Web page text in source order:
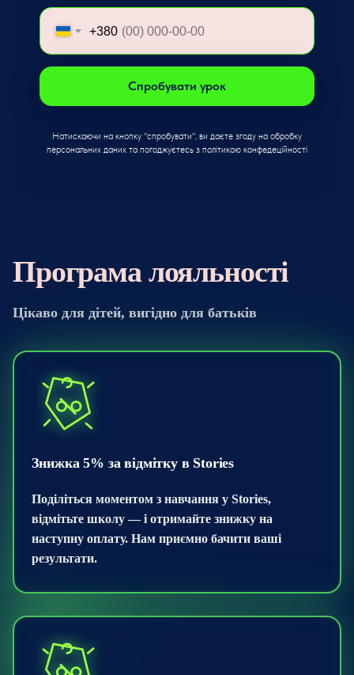
+380
Спробувати урок
Натискаючи на кнопку "спробувати", ви даєте згоду на обробку
персональних даних та погоджуєтесь з політикою конфедеційності
Програма лояльності
Цікаво для дітей, вигідно для батьків
Знижка 5% за відмітку в Stories
Поділіться моментом з навчання у Stories,
відмітьте школу — і отримайте знижку на
наступну оплату. Нам приємно бачити ваші
результати.